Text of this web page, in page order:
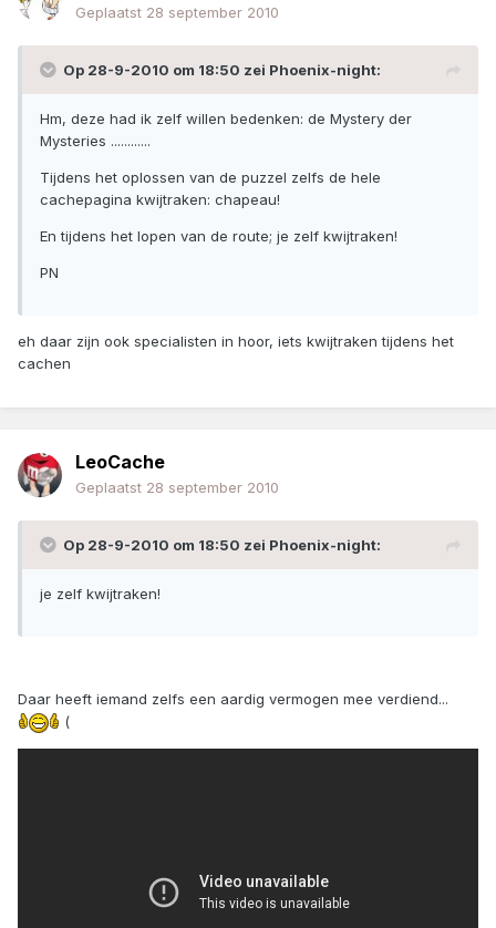
Geplaatst 28 september 2010
Op 28-9-2010 om 18:50 zei Phoenix-night:
Hm, deze had ik zelf willen bedenken: de Mystery der
Mysteries ............
Tijdens het oplossen van de puzzel zelfs de hele
cachepagina kwijtraken: chapeau!
En tijdens het lopen van de route; je zelf kwijtraken!
PN
eh daar zijn ook specialisten in hoor, iets kwijtraken tijdens het
cachen
LeoCache
Geplaatst 28 september 2010
Op 28-9-2010 om 18:50 zei Phoenix-night:
je zelf kwijtraken!
Daar heeft iemand zelfs een aardig vermogen mee verdiend...
(